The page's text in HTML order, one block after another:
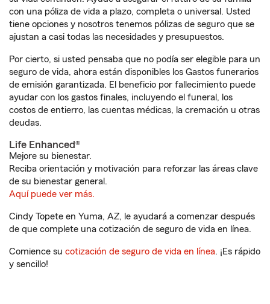
con una póliza de vida a plazo, completa o universal. Usted
tiene opciones y nosotros tenemos pólizas de seguro que se
ajustan a casi todas las necesidades y presupuestos.
Por cierto, si usted pensaba que no podía ser elegible para un
seguro de vida, ahora están disponibles los Gastos funerarios
de emisión garantizada. El beneficio por fallecimiento puede
ayudar con los gastos finales, incluyendo el funeral, los
costos de entierro, las cuentas médicas, la cremación u otras
deudas.
Life Enhanced®
Mejore su bienestar.
Reciba orientación y motivación para reforzar las áreas clave
de su bienestar general.
Aquí puede ver más.
Cindy Topete en Yuma, AZ, le ayudará a comenzar después
de que complete una cotización de seguro de vida en línea.
Comience su cotización de seguro de vida en línea. ¡Es rápido
y sencillo!